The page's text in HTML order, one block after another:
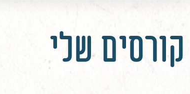
קורסים שלי